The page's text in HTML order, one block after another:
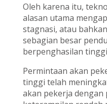
Oleh karena itu,
alasan utama
stagnasi, atau
sebagian besar
berpenghasilan
Permintaan akan
tinggi telah
akan pekerja dengan